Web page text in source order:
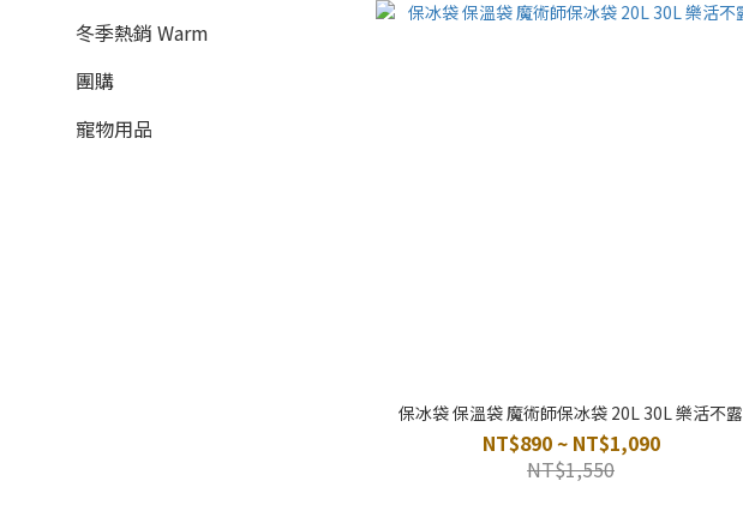
冬季熱銷 Warm
團購
寵物用品
保冰袋 保溫袋 魔術師保冰袋 20L 30L 樂活不露
NT$890 ~ NT$1,090
NT$1,550